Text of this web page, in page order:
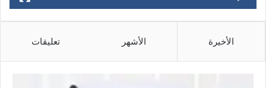
الأخيرة الأشهر تعليقات